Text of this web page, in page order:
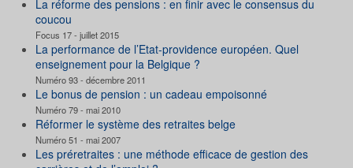
La réforme des pensions : en finir avec le consensus du
coucou
Focus 17 - juillet 2015
La performance de l’Etat-providence européen. Quel
enseignement pour la Belgique ?
Numéro 93 - décembre 2011
Le bonus de pension : un cadeau empoisonné
Numéro 79 - mai 2010
Réformer le système des retraites belge
Numéro 51 - mai 2007
Les préretraites : une méthode efficace de gestion des